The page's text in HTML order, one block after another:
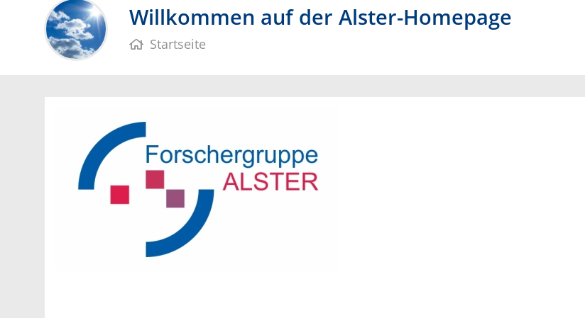
Willkommen auf der Alster-Homepage
Startseite